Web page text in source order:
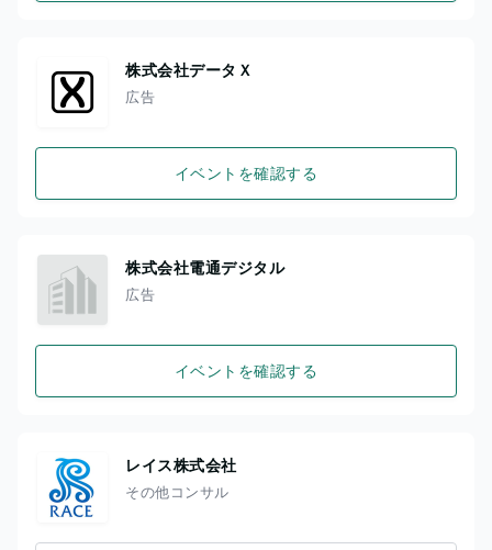
株式会社データＸ
広告
イベントを確認する
株式会社電通デジタル
広告
イベントを確認する
レイス株式会社
その他コンサル